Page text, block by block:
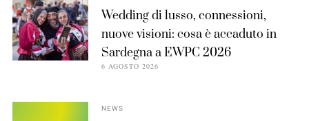
Wedding di lusso, connessioni,
nuove visioni: cosa è accaduto in
Sardegna a EWPC 2026
6 AGOSTO 2026
NEWS